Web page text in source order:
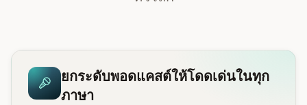
ยกระดับพอดแคสต์ให้โดดเด่นในทุก
ภาษา